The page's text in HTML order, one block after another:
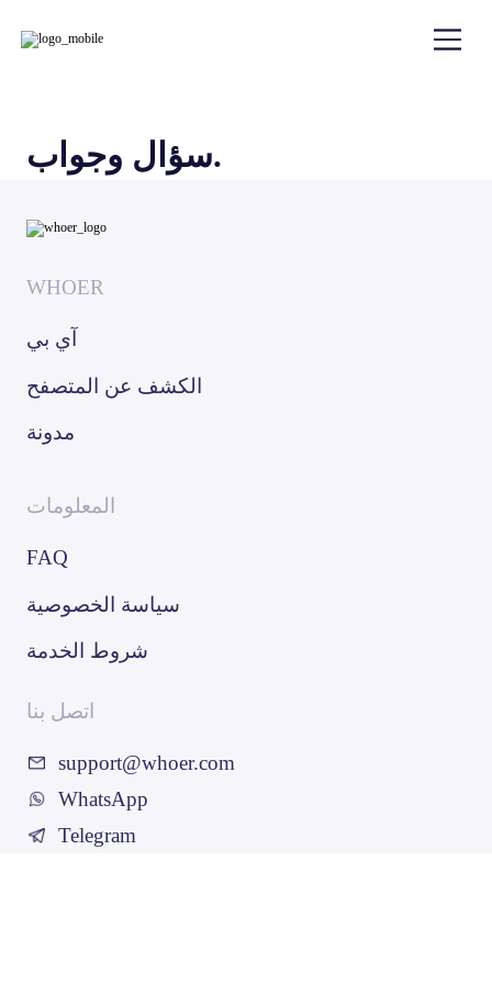
سؤال وجواب.
WHOER
آي بي
الكشف عن المتصفح
مدونة
المعلومات
FAQ
سياسة الخصوصية
شروط الخدمة
اتصل بنا
support@whoer.com
WhatsApp
Telegram